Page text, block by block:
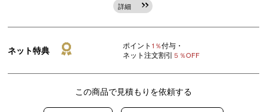
詳細
ネット特典 ポイント 1％付与・
ネット注文割引 ５％OFF
この商品で見積もりを依頼する